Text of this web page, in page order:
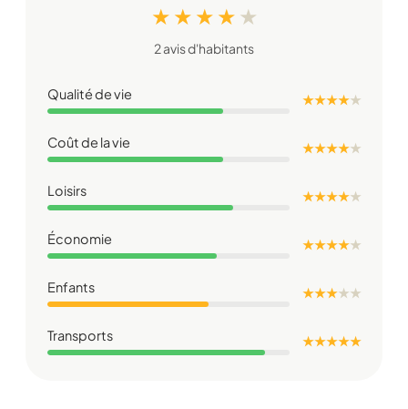
★ ★ ★ ★ ★
2 avis d'habitants
Qualité de vie ★ ★ ★ ★★
Coût de la vie ★ ★ ★ ★★
Loisirs ★ ★ ★ ★★
Économie ★ ★ ★ ★★
Enfants ★ ★ ★★★
Transports ★ ★ ★ ★ ★